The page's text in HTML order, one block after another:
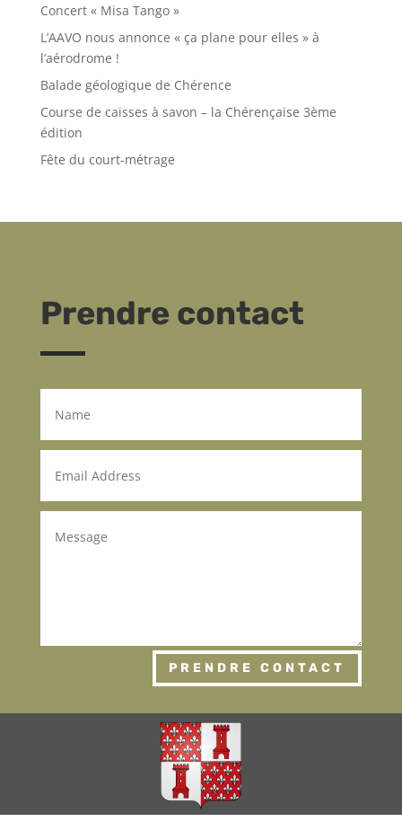
Concert « Misa Tango »
L’AAVO nous annonce « ça plane pour elles » à
l’aérodrome !
Balade géologique de Chérence
Course de caisses à savon – la Chérençaise 3ème
édition
Fête du court-métrage
Prendre contact
PRENDRE CONTACT